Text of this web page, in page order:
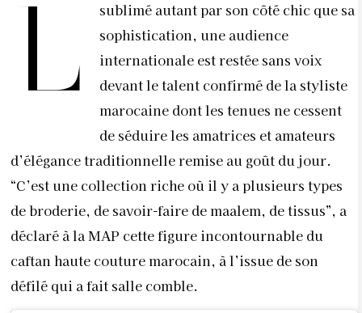
L
sublimé autant par son côté chic que sa
sophistication, une audience
internationale est restée sans voix
devant le talent confirmé de la styliste
marocaine dont les tenues ne cessent
de séduire les amatrices et amateurs
d’élégance traditionnelle remise au goût du jour.
“C’est une collection riche où il y a plusieurs types
de broderie, de savoir-faire de maalem, de tissus”, a
déclaré à la MAP cette figure incontournable du
caftan haute couture marocain, à l’issue de son
défilé qui a fait salle comble.